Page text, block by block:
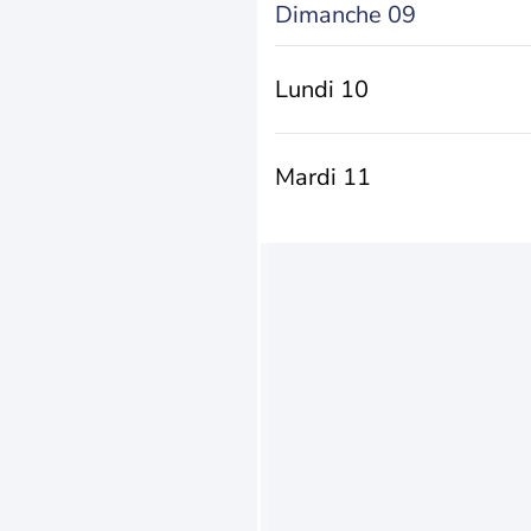
Dimanche 09
Lundi 10
Mardi 11